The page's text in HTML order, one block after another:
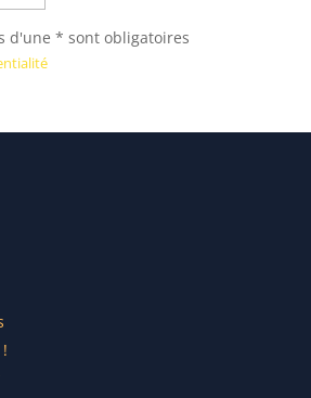
d'une * sont obligatoires